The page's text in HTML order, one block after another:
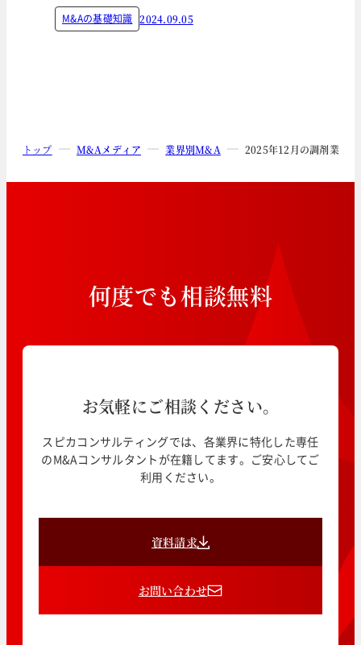
M&Aの基礎知識 2024.09.05
トップ M&Aメディア 業界別M&A 2025年12月の調剤業界
何度でも相談無料
お気軽にご相談ください。
スピカコンサルティングでは、各業界に特化した専任
のM&Aコンサルタントが在籍してます。ご安心してご
利用ください。
資料請求
お問い合わせ